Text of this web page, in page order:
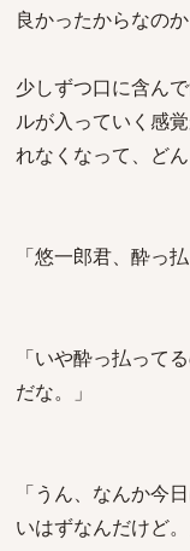
良かったからなのか
少しずつ口に含ん
ルが入っていく感
れなくなって、どん
「悠一郎君、酔っ
「いや酔っ払って
だな。」
「うん、なんか今
いはずなんだけど。